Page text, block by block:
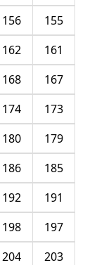
155
156
161
162
167
168
173
174
179
180
185
186
191
192
197
198
203
204